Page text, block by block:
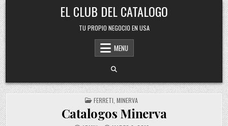
Skip
to
content
EL CLUB DEL CATALOGO
TU PROPIO NEGOCIO EN USA
MENU
POSTED
IN
FERRETI MINERVA
Catalogos Minerva